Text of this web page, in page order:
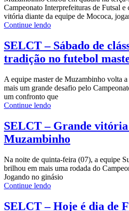
Campeonato Interprefeituras de Futsal e
vitória diante da equipe de Mococa,
Continue lendo
SELCT – Sábado de
tradição no futebol
A equipe master de Muzambinho volta a
mais um grande desafio pelo
um confronto que
Continue lendo
SELCT – Grande vitória
Muzambinho
Na noite de quinta-feira (07), a equipe
brilhou em mais uma rodada do
Jogando no ginásio
Continue lendo
SELCT – Hoje é dia de